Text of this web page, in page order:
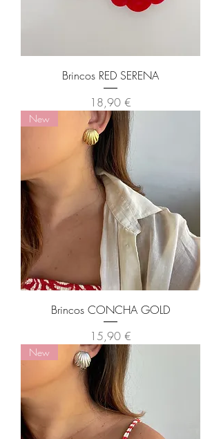
Brincos RED SERENA
Preço
18,90 €
New
Brincos CONCHA GOLD
Preço
15,90 €
New